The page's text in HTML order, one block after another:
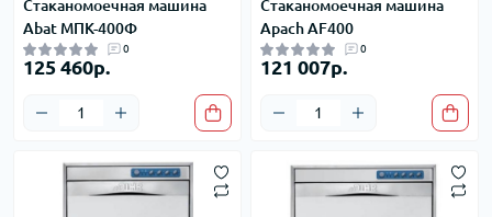
Стаканомоечная машина
Abat МПК-400Ф
0
125 460р.
Стаканомоечная машина
Apach AF400
0
121 007р.